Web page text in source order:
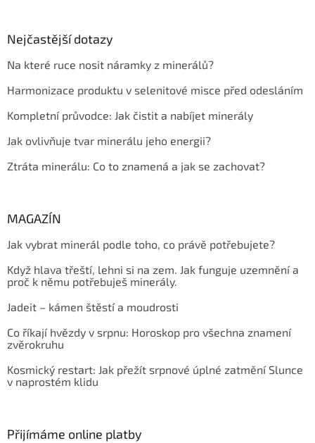
Nejčastější dotazy
Na které ruce nosit náramky z minerálů?
Harmonizace produktu v selenitové misce před odesláním
Kompletní průvodce: Jak čistit a nabíjet minerály
Jak ovlivňuje tvar minerálu jeho energii?
Ztráta minerálu: Co to znamená a jak se zachovat?
MAGAZÍN
Jak vybrat minerál podle toho, co právě potřebujete?
Když hlava třeští, lehni si na zem. Jak funguje uzemnění a
proč k němu potřebuješ minerály.
Jadeit – kámen štěstí a moudrosti
Co říkají hvězdy v srpnu: Horoskop pro všechna znamení
zvěrokruhu
Kosmický restart: Jak přežít srpnové úplné zatmění Slunce
v naprostém klidu
Přijímáme online platby